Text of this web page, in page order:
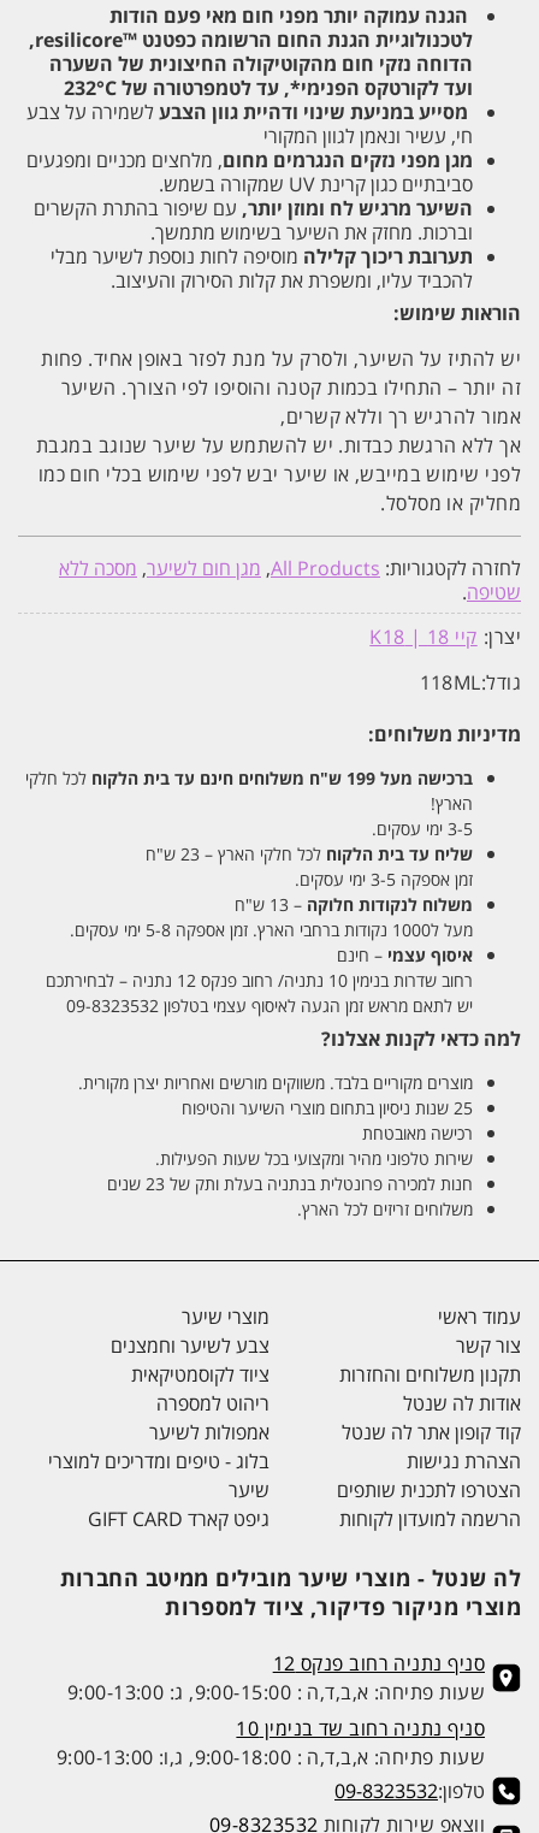
הגנה עמוקה יותר מפני חום מאי פעם הודות
לטכנולוגיית הגנת החום הרשומה כפטנט resilicore™‎,
הדוחה נזקי חום מהקוטיקולה החיצונית של השערה
ועד לקורטקס הפנימי*, עד לטמפרטורה של 232°C
מסייע במניעת שינוי ודהיית גוון הצבעלשמירה על צבע
חי, עשיר ונאמן לגוון המקורי
מגן מפני נזקים הנגרמים מחום, מלחצים מכניים ומפגעים
סביבתיים כגון קרינת UV שמקורה בשמש.
השיער מרגיש לח ומוזן יותר, עם שיפור בהתרת הקשרים
וברכות. מחזק את השיער בשימוש מתמשך.
תערובת ריכוך קלילה מוסיפה לחות נוספת לשיער מבלי
להכביד עליו, ומשפרת את קלות הסירוק והעיצוב.
הוראות שימוש:
יש להתיז על השיער, ולסרק על מנת לפזר באופן אחיד. פחות
זה יותר – התחילו בכמות קטנה והוסיפו לפי הצורך. השיער
אמור להרגיש רך וללא קשרים,
אך ללא הרגשת כבדות. יש להשתמש על שיער שנוגב במגבת
לפני שימוש במייבש, או שיער יבש לפני שימוש בכלי חום כמו
מחליק או מסלסל.
לחזרה לקטגוריות: All Products
, מגן חום לשיער, מסכה ללא
שטיפה.
יצרן: קיי 18 | K18
גודל:118ML
מדיניות משלוחים:
ברכישה מעל 199 ש"ח משלוחים חינם עד בית הלקוח לכל חלקי
הארץ!
3-5 ימי עסקים.
שליח עד בית הלקוח לכל חלקי הארץ – 23 ש"ח
זמן אספקה 3-5 ימי עסקים.
משלוח לנקודות חלוקה – 13 ש"ח
מעל ל1000 נקודות ברחבי הארץ. זמן אספקה 5-8 ימי עסקים.
איסוף עצמי – חינם
רחוב שדרות בנימין 10 נתניה/ רחוב פנקס 12 נתניה – לבחירתכם
יש לתאם מראש זמן הגעה לאיסוף עצמי בטלפון 09-8323532
למה כדאי לקנות אצלנו?
מוצרים מקוריים בלבד. משווקים מורשים ואחריות יצרן מקורית.
25 שנות ניסיון בתחום מוצרי השיער והטיפוח
רכישה מאובטחת
שירות טלפוני מהיר ומקצועי בכל שעות הפעילות.
חנות למכירה פרונטלית בנתניה בעלת ותק של 23 שנים
משלוחים זריזים לכל הארץ.
עמוד ראשי
צור קשר
תקנון משלוחים והחזרות
אודות לה שנטל
קוד קופון אתר לה שנטל
הצהרת נגישות
הצטרפו לתכנית שותפים
הרשמה למועדון לקוחות
מוצרי שיער
צבע לשיער וחמצנים
ציוד לקוסמטיקאית
ריהוט למספרה
אמפולות לשיער
בלוג - טיפים ומדריכים למוצרי
שיער
גיפט קארד GIFT CARD
לה שנטל - מוצרי שיער מובילים ממיטב החברות
מוצרי מניקור פדיקור, ציוד למספרות
סניף נתניה רחוב פנקס 12
שעות פתיחה: א,ב,ד,ה : 9:00-15:00, ג: 9:00-13:00
סניף נתניה רחוב שד בנימין 10
שעות פתיחה: א,ב,ד,ה : 9:00-18:00, ג,ו: 9:00-13:00
טלפון:09-8323532
ווצאפ שירות לקוחות 09-8323532